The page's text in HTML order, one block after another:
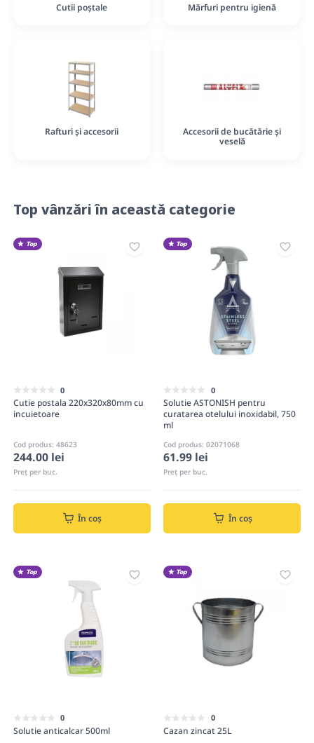
Cutii poștale Mărfuri pentru igienă
Rafturi și accesorii
Accesorii de bucătărie și
veselă
Top vânzări în această categorie
Top
0
Cutie postala 220х320х80mm cu
incuietoare
Cod produs: 48623
244.00 lei
Preț per buc.
În coș
Top
0
Solutie ASTONISH pentru
curatarea otelului inoxidabil, 750
ml
Cod produs: 02071068
61.99 lei
Preț per buc.
În coș
Top
0
Solutie anticalcar 500ml
Top
0
Cazan zincat 25L